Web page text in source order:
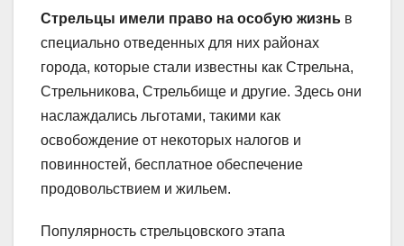
Стрельцы имели право на особую жизнь в
специально отведенных для них районах
города, которые стали известны как Стрельна,
Стрельникова, Стрельбище и другие. Здесь они
наслаждались льготами, такими как
освобождение от некоторых налогов и
повинностей, бесплатное обеспечение
продовольствием и жильем.
Популярность стрельцовского этапа